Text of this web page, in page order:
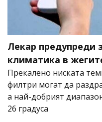
Лекар предупреди
климатика в
Прекалено ниската
филтри могат да
а най-добрият
26 градуса